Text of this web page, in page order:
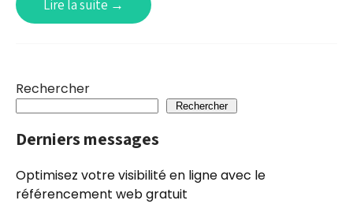
Lire la suite →
Rechercher
Rechercher
Derniers messages
Optimisez votre visibilité en ligne avec le
référencement web gratuit